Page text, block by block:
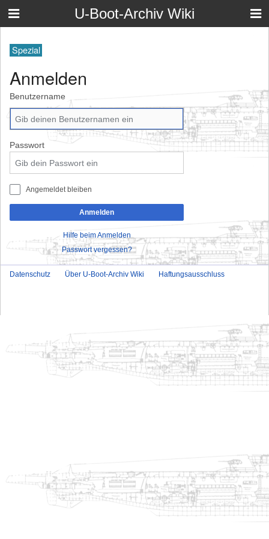
U-Boot-Archiv Wiki
Spezial
Anmelden
Benutzername
Passwort
Angemeldet bleiben
Anmelden
Hilfe beim Anmelden
Passwort vergessen?
Datenschutz Über U-Boot-Archiv Wiki Haftungsausschluss